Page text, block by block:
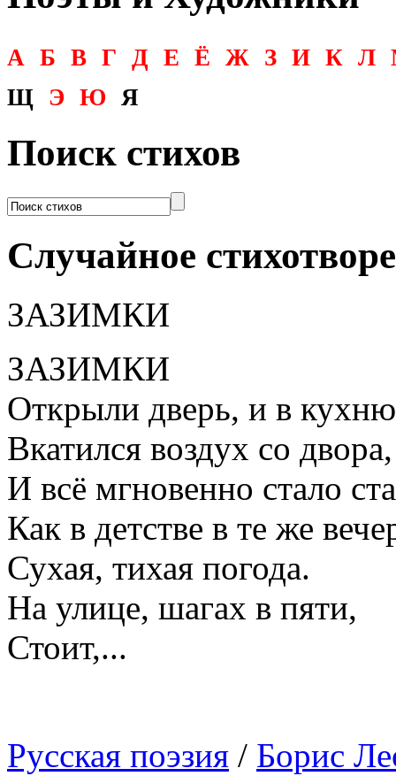
А Б В Г Д Е Ё Ж З И К Л
Щ Э Ю Я
Поиск стихов
Случайное
ЗАЗИМКИ
ЗАЗИМКИ
Открыли дверь, и в
Вкатился воздух со двора,
И всё мгновенно стало
Как в детстве в те же
Сухая, тихая погода.
На улице, шагах в пяти,
Стоит,...
Русская поэзия / Борис